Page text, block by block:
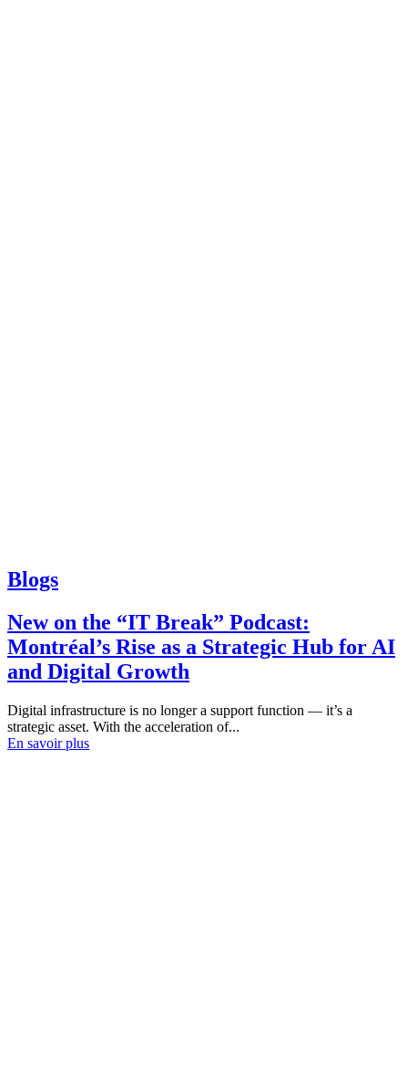
Blogs
New on the “IT Break” Podcast:
Montréal’s Rise as a Strategic Hub for AI
and Digital Growth
Digital infrastructure is no longer a support function — it’s a
strategic asset. With the acceleration of...
En savoir plus